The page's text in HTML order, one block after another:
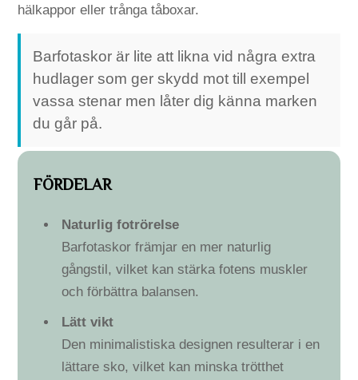
hälkappor eller trånga tåboxar.
Barfotaskor är lite att likna vid några extra
hudlager som ger skydd mot till exempel
vassa stenar men låter dig känna marken
du går på.
FÖRDELAR
Naturlig fotrörelse
Barfotaskor främjar en mer naturlig
gångstil, vilket kan stärka fotens muskler
och förbättra balansen.
Lätt vikt
Den minimalistiska designen resulterar i en
lättare sko, vilket kan minska trötthet